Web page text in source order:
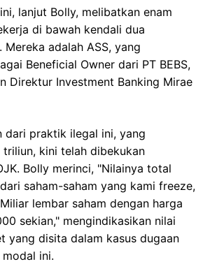
lanjut Bolly, melibatkan enam
di bawah kendali dua
adalah ASS, yang
Beneficial Owner dari PT BEBS,
Direktur Investment Banking Mirae
dari praktik ilegal ini, yang
triliun, kini telah dibekukan
Bolly merinci, "Nilainya total
saham-saham yang kami freeze,
lembar saham dengan harga
sekian," mengindikasikan nilai
yang disita dalam kasus dugaan
ini.